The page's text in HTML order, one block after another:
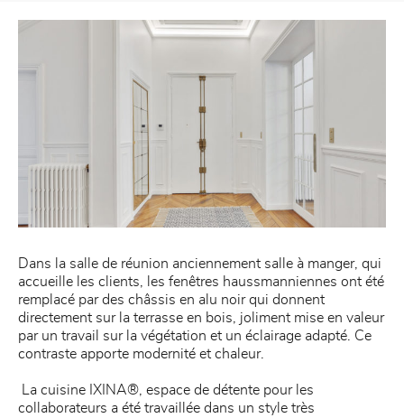
Dans la salle de réunion anciennement salle à manger, qui
accueille les clients, les fenêtres haussmanniennes ont été
remplacé par des châssis en alu noir qui donnent
directement sur la terrasse en bois, joliment mise en valeur
par un travail sur la végétation et un éclairage adapté. Ce
contraste apporte modernité et chaleur.
La cuisine IXINA®, espace de détente pour les
collaborateurs a été travaillée dans un style très